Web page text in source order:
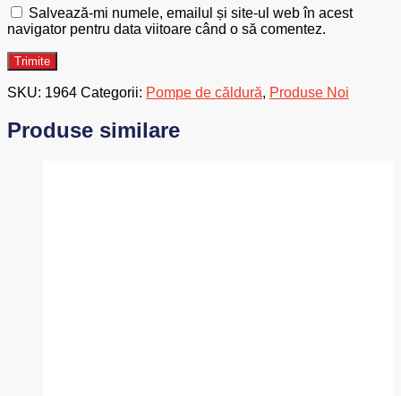
Salvează-mi numele, emailul și site-ul web în acest
navigator pentru data viitoare când o să comentez.
SKU: 1964 Categorii: Pompe de căldură, Produse Noi
Produse similare